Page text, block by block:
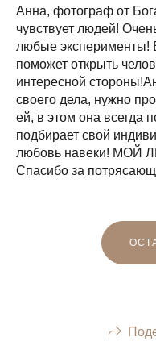
Анна, фотограф от
чувствует людей!
любые эксперименты!
поможет открыть
интересной
своего дела, нужно
ей, в этом она всегда
подбирает свой
любовь навеки!
Спасибо за